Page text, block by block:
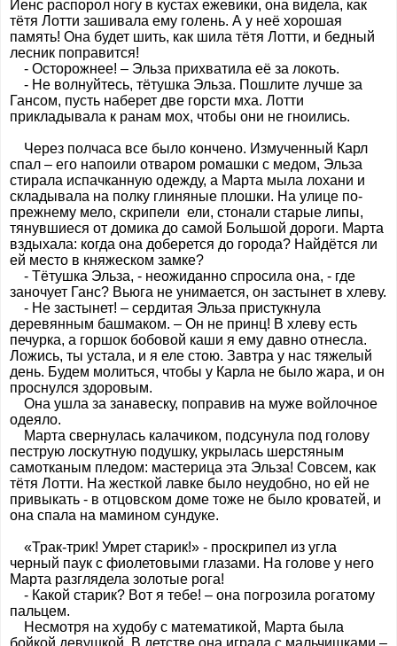
Йенс распорол ногу в кустах ежевики, она видела, как
тётя Лотти зашивала ему голень. А у неё хорошая
память! Она будет шить, как шила тётя Лотти, и бедный
лесник поправится!
- Осторожнее! – Эльза прихватила её за локоть.
- Не волнуйтесь, тётушка Эльза. Пошлите лучше за
Гансом, пусть наберет две горсти мха. Лотти
прикладывала к ранам мох, чтобы они не гноились.
Через полчаса все было кончено. Измученный Карл
спал – его напоили отваром ромашки с медом, Эльза
стирала испачканную одежду, а Марта мыла лохани и
складывала на полку глиняные плошки. На улице по-
прежнему мело, скрипели ели, стонали старые липы,
тянувшиеся от домика до самой Большой дороги. Марта
вздыхала: когда она доберется до города? Найдётся ли
ей место в княжеском замке?
- Тётушка Эльза, - неожиданно спросила она, - где
заночует Ганс? Вьюга не унимается, он застынет в хлеву.
- Не застынет! – сердитая Эльза пристукнула
деревянным башмаком. – Он не принц! В хлеву есть
печурка, а горшок бобовой каши я ему давно отнесла.
Ложись, ты устала, и я еле стою. Завтра у нас тяжелый
день. Будем молиться, чтобы у Карла не было жара, и он
проснулся здоровым.
Она ушла за занавеску, поправив на муже войлочное
одеяло.
Марта свернулась калачиком, подсунула под голову
пеструю лоскутную подушку, укрылась шерстяным
самотканым пледом: мастерица эта Эльза! Совсем, как
тётя Лотти. На жесткой лавке было неудобно, но ей не
привыкать - в отцовском доме тоже не было кроватей, и
она спала на мамином сундуке.
«Трак-трик! Умрет старик!» - проскрипел из угла
черный паук с фиолетовыми глазами. На голове у него
Марта разглядела золотые рога!
- Какой старик? Вот я тебе! – она погрозила рогатому
пальцем.
Несмотря на худобу с математикой, Марта была